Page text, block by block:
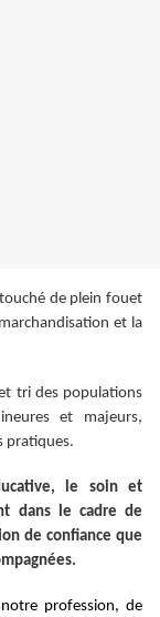
de plein fouet
et la
tri des populations
et majeurs,
pratiques.
le soin et
dans le cadre de
de confiance que
profession, de